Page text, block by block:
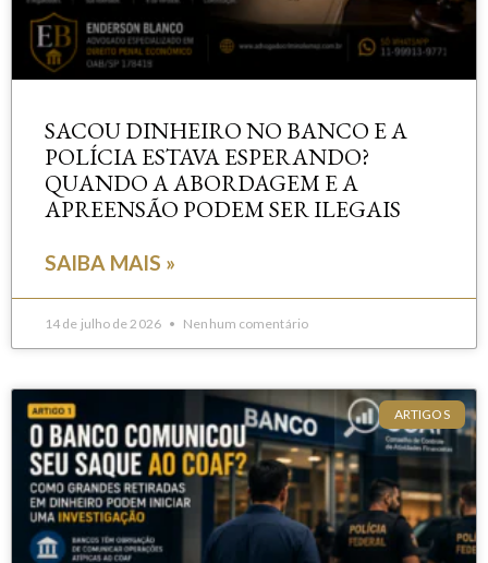
SACOU DINHEIRO NO BANCO E A
POLÍCIA ESTAVA ESPERANDO?
QUANDO A ABORDAGEM E A
APREENSÃO PODEM SER ILEGAIS
SAIBA MAIS »
14 de julho de 2026 Nenhum comentário
ARTIGOS